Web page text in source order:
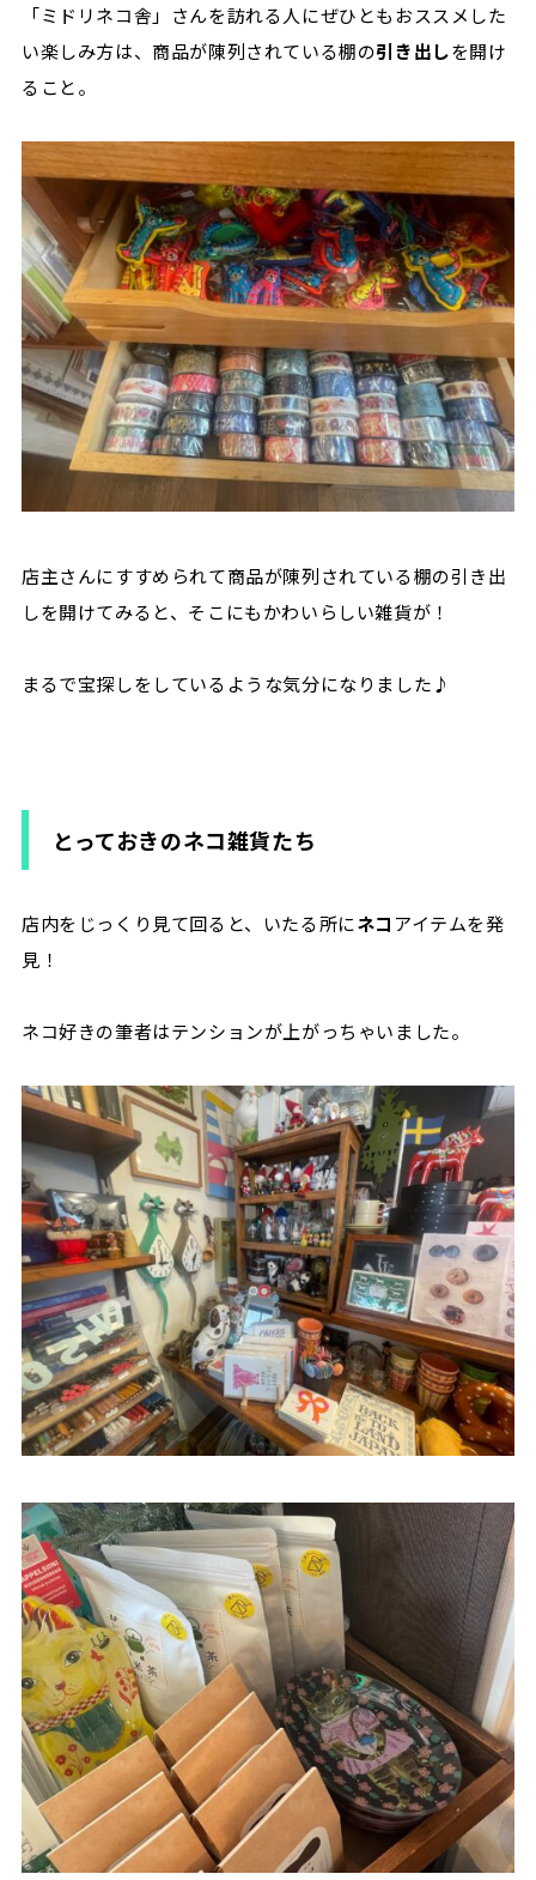
「ミドリネコ舎」さんを訪れる人にぜひともおススメした
い楽しみ方は、商品が陳列されている棚の引き出しを開け
ること。
店主さんにすすめられて商品が陳列されている棚の引き出
しを開けてみると、そこにもかわいらしい雑貨が！
まるで宝探しをしているような気分になりました♪
とっておきのネコ雑貨たち
店内をじっくり見て回ると、いたる所にネコ アイテムを発
見！
ネコ好きの筆者はテンションが上がっちゃいました。